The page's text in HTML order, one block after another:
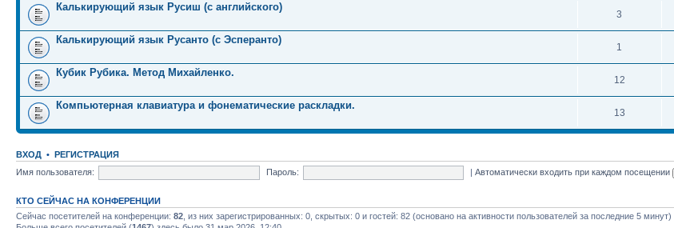
Калькирующий язык Русиш (с английского)
3
Калькирующий язык Русанто (с Эсперанто)
1
Кубик Рубика. Метод Михайленко.
12
Компьютерная клавиатура и фонематические раскладки.
13
ВХОД • РЕГИСТРАЦИЯ
Имя пользователя:
Пароль: |Автоматически входить при каждом посещении
КТО СЕЙЧАС НА КОНФЕРЕНЦИИ
Сейчас посетителей на конференции: 82 , из них зарегистрированных: 0, скрытых: 0 и гостей: 82 (основано на активности пользователей за последние 5 минут)